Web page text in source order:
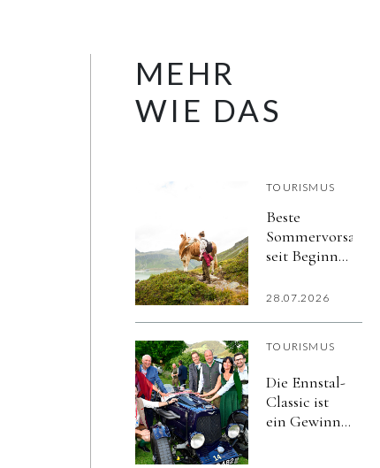
MEHR
WIE DAS
TOURISMUS
Beste
seit Beginn
elektronischen
28.07.2026
TOURISMUS
Die Ennstal-
Classic ist
ein Gewinn